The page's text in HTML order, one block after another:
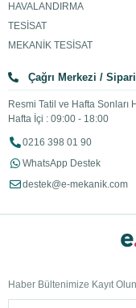
HAVALANDIRMA
TESİSAT
MEKANİK TESİSAT
Çağrı Merkezi /
Resmi Tatil ve Hafta Sonları
Hafta İçi : 09:00 - 18:00
0216 398 01 90
WhatsApp Destek
destek@e-mekanik.com
Haber Bültenimize Kayıt